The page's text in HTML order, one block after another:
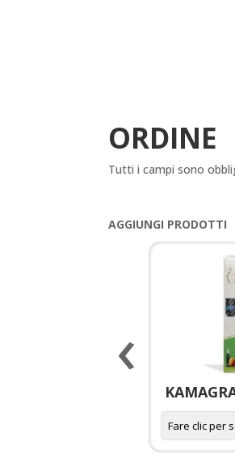
ORDINE
Tutti i campi sono
AGGIUNGI PRODOTTI
‹